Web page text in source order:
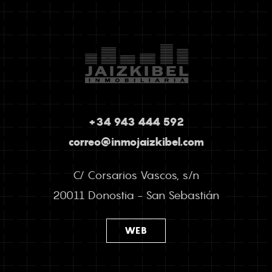
+34 943 444 592
correo@inmojaizkibel.com
C/ Corsarios Vascos, s/n
20011 Donostia - San Sebastián
WEB